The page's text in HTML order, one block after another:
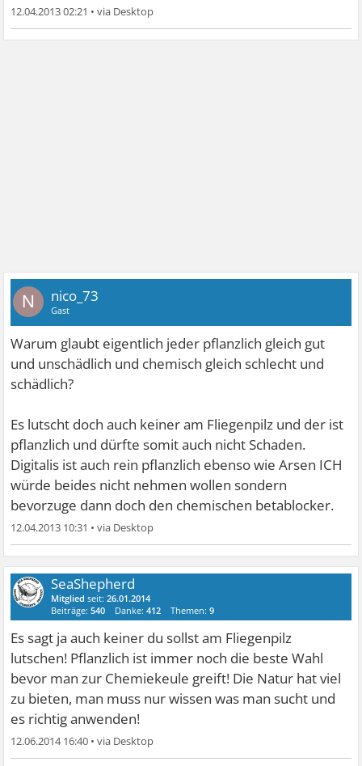
12.04.2013 02:21 •
N nico_73
Gast
Warum glaubt eigentlich jeder pflanzlich gleich gut
und unschädlich und chemisch gleich schlecht und
schädlich?
Es lutscht doch auch keiner am Fliegenpilz und der ist
pflanzlich und dürfte somit auch nicht Schaden.
Digitalis ist auch rein pflanzlich ebenso wie Arsen ICH
würde beides nicht nehmen wollen sondern
bevorzuge dann doch den chemischen betablocker.
12.04.2013 10:31 •
SeaShepherd
Mitglied seit:26.01.2014
Beiträge:540 Danke:412 Themen:9
Es sagt ja auch keiner du sollst am Fliegenpilz
lutschen! Pflanzlich ist immer noch die beste Wahl
bevor man zur Chemiekeule greift! Die Natur hat viel
zu bieten, man muss nur wissen was man sucht und
es richtig anwenden!
12.06.2014 16:40 •